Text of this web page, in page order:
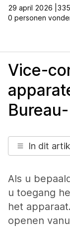
29 april 2026 |
0 personen
Vice-
In dit
Als u
u toegang
het
openen